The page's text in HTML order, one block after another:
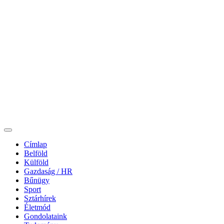
Címlap
Belföld
Külföld
Gazdaság / HR
Bűnügy
Sport
Sztárhírek
Életmód
Gondolataink